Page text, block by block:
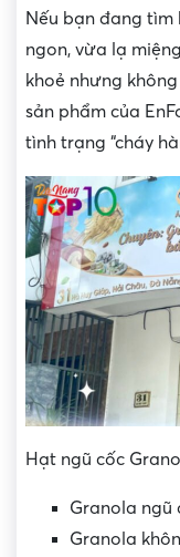
Nếu bạn đang tìm
ngon, vừa lạ
khoẻ nhưng
sản phẩm của
tình trạng “cháy
Hạt ngũ cốc
Granola ngũ
Granola